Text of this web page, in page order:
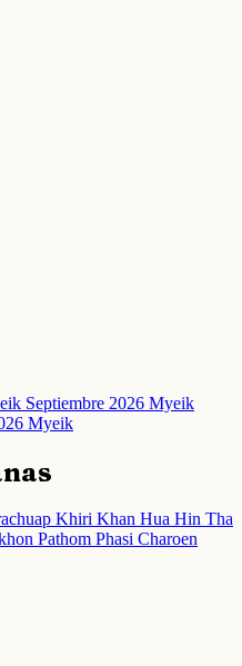
Septiembre 2026 Myeik
Myeik
Khiri Khan Hua Hin Tha
Pathom Phasi Charoen